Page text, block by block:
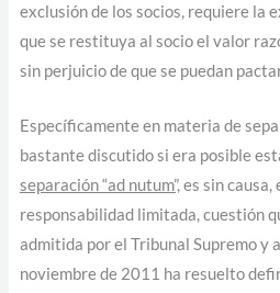
exclusión de los socios, requiere la
que se restituya al socio el valor
sin perjuicio de que se puedan
Específicamente en materia de
bastante discutido si era posible
separación “ad nutum”,es sin causa,
responsabilidad limitada, cuestión
admitida por el Tribunal Supremo y
noviembre de 2011 ha resuelto